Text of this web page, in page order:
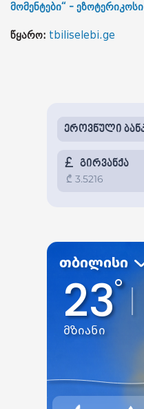
მომენტები“ - ეზოტერიკოსი
წყარო: tbiliselebi.ge